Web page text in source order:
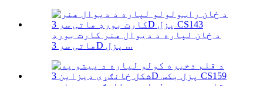
د ځان لپاره د دیوال هنر کارت بورډ
هاتی سر 3D پزل ...